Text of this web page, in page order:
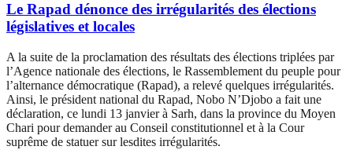
Le Rapad dénonce des irrégularités des élections
législatives et locales
A la suite de la proclamation des résultats des élections triplées par
l’Agence nationale des élections, le Rassemblement du peuple pour
l’alternance démocratique (Rapad), a relevé quelques irrégularités.
Ainsi, le président national du Rapad, Nobo N’Djobo a fait une
déclaration, ce lundi 13 janvier à Sarh, dans la province du Moyen
Chari pour demander au Conseil constitutionnel et à la Cour
suprême de statuer sur lesdites irrégularités.